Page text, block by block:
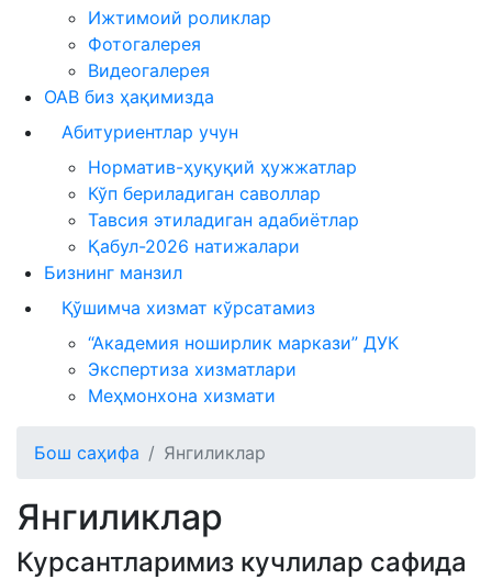
Ижтимоий роликлар
Фотогалерея
Видеогалерея
ОАВ биз ҳақимизда
Абитуриентлар учун
Норматив-ҳуқуқий ҳужжатлар
Кўп бериладиган саволлар
Тавсия этиладиган адабиётлар
Қабул-2026 натижалари
Бизнинг манзил
Қўшимча хизмат кўрсатамиз
“Академия ноширлик маркази” ДУК
Экспертиза хизматлари
Меҳмонхона хизмати
Бош саҳифа Янгиликлар
Янгиликлар
Курсантларимиз кучлилар сафида